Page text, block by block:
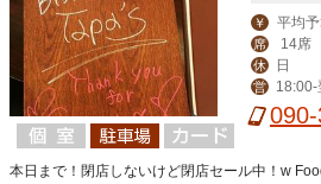
￥ 平均
席 14席
休 日
営 18:00-
本日まで！閉店しないけど閉店セール中！w